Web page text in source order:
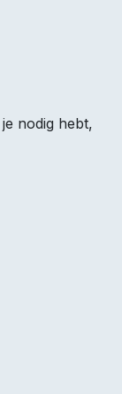
nodig hebt,